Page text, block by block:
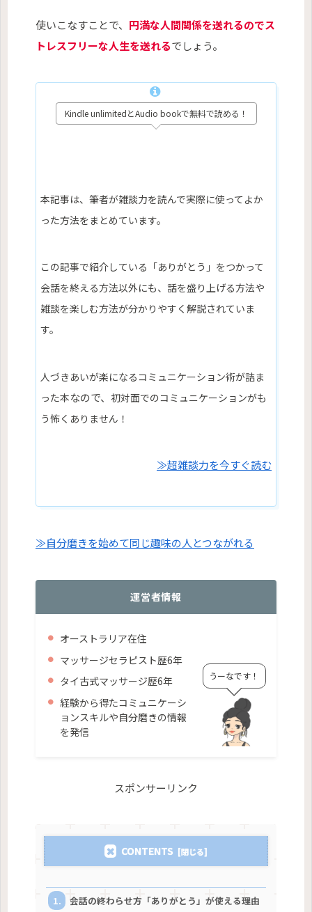
使いこなすことで、 円満な人間関係を送れるのでス
トレスフリーな人生を送れるでしょう。
Kindle unlimitedとAudio bookで無料で読める！
本記事は、筆者が雑談力を読んで実際に使ってよか
った方法をまとめています。
この記事で紹介している「ありがとう」をつかって
会話を終える方法以外にも、話を盛り上げる方法や
雑談を楽しむ方法が分かりやすく解説されていま
す。
人づきあいが楽になるコミュニケーション術が詰ま
った本なので、 初対面でのコミュニケーションがも
う怖くありません ！
≫超雑談力を今すぐ読む
≫自分磨きを始めて同じ趣味の人とつながれる
運営者情報
オーストラリア在住
マッサージセラピスト歴6年
タイ古式マッサージ歴6年
経験から得たコミュニケーシ
ョンスキルや自分磨きの情報
を発信
うーなです！
スポンサーリンク
CONTENTS
会話の終わらせ方「ありがとう」が使える理由